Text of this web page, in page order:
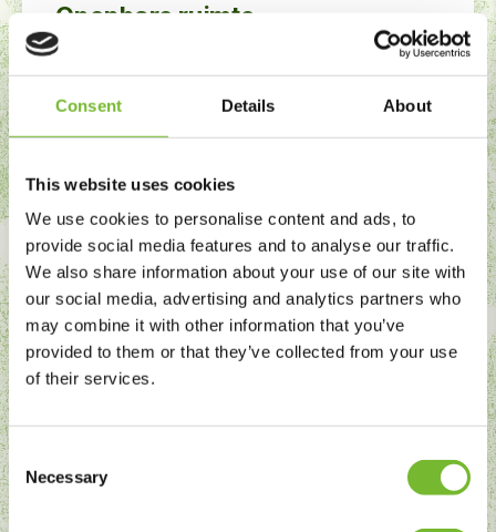
Consent Details About
This website uses cookies
We use cookies to personalise content and ads, to
provide social media features and to analyse our traffic.
We also share information about your use of our site with
our social media, advertising and analytics partners who
may combine it with other information that you’ve
provided to them or that they’ve collected from your use
of their services.
Consent
Selection
Necessary
Openbare ruimte
Voor gemeenten, provincies, Rijkswaterstaat en
ProRail onderhouden we uiteenlopende gebieden:
van woonwijken en parken tot bermen,
stationsgebieden, snelwegen en stedelijke routes.
verkeersstromen samenkomen.